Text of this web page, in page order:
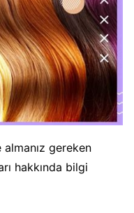
gereken
hakkında bilgi